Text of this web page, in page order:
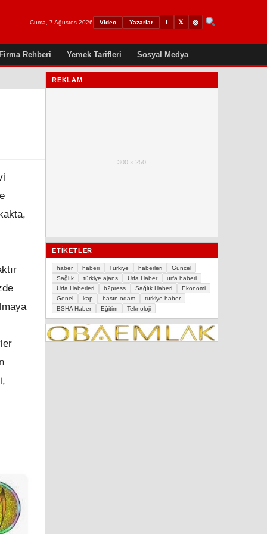
Cuma, 7 Ağustos 2026 Video Yazarlar f 𝕏 ◎
Firma Rehberi Yemek Tarifleri Sosyal Medya
REKLAM
300 × 250
ETIKETLER
haber haberi Türkiye haberleri
Güncel
Sağlık
türkiye ajans Urfa Haber
urfa haberi
Urfa Haberleri
b2press Sağlık Haberi
Ekonomi
Genel
kap basın odam
turkiye haber
BSHA Haber
Eğitim Teknoloji